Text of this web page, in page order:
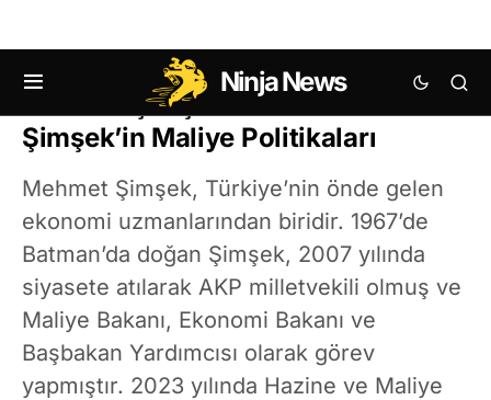
Ninja News
Mehmet Şimşek Kimdir? Mehmet
Şimşek’in Maliye Politikaları
Mehmet Şimşek, Türkiye’nin önde gelen
ekonomi uzmanlarından biridir. 1967’de
Batman’da doğan Şimşek, 2007 yılında
siyasete atılarak AKP milletvekili olmuş ve
Maliye Bakanı, Ekonomi Bakanı ve
Başbakan Yardımcısı olarak görev
yapmıştır. 2023 yılında Hazine ve Maliye